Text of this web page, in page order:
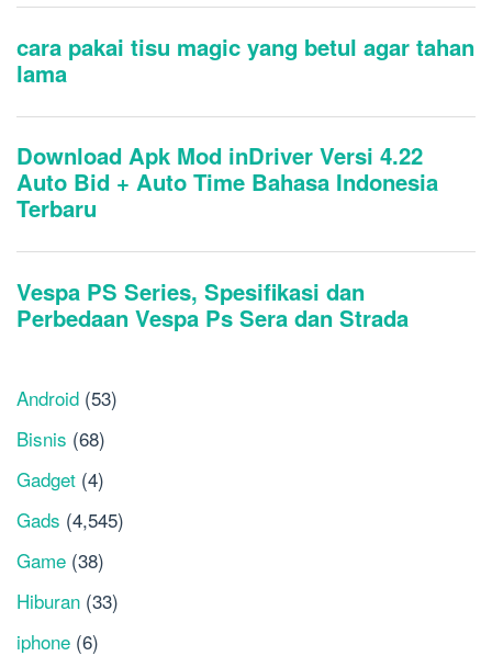
Android (53)
Bisnis (68)
Gadget (4)
Gads (4,545)
Game (38)
Hiburan (33)
iphone (6)